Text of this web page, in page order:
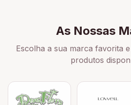
As Nossas
Escolha a sua marca favorita
produtos